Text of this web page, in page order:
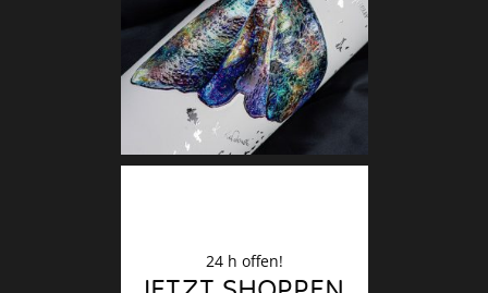
24 h offen!